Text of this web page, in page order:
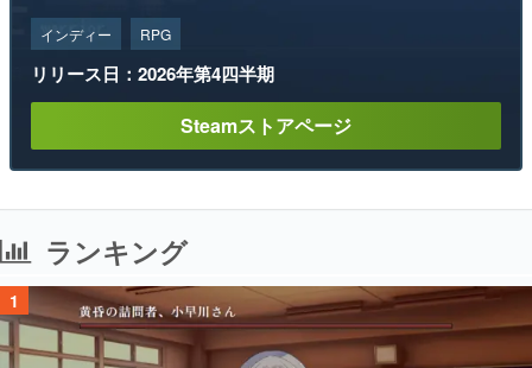
インディー RPG
リリース日：2026年第4四半期
Steamストアページ
ランキング
1